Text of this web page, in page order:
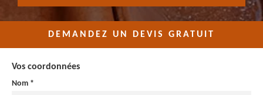
DEMANDEZ UN DEVIS GRATUIT
Vos coordonnées
Nom *